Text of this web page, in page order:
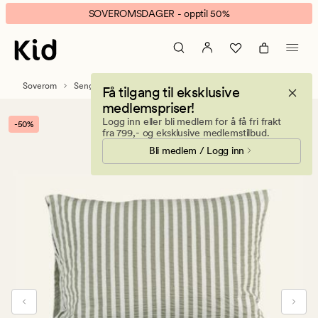
Atelier
krepp
sengesett
olivengrønn
banner.
Klikk
ESCAPE
pause.
SOVEROMSDAGER - opptil 50%
Få tilgang til eksklusive
medlemspriser!
Logg inn eller bli medlem for å få fri frakt
fra 799,- og eksklusive medlemstilbud.
Bli medlem / Logg inn
Soverom Sengetøy Krepp sengesett
-50%